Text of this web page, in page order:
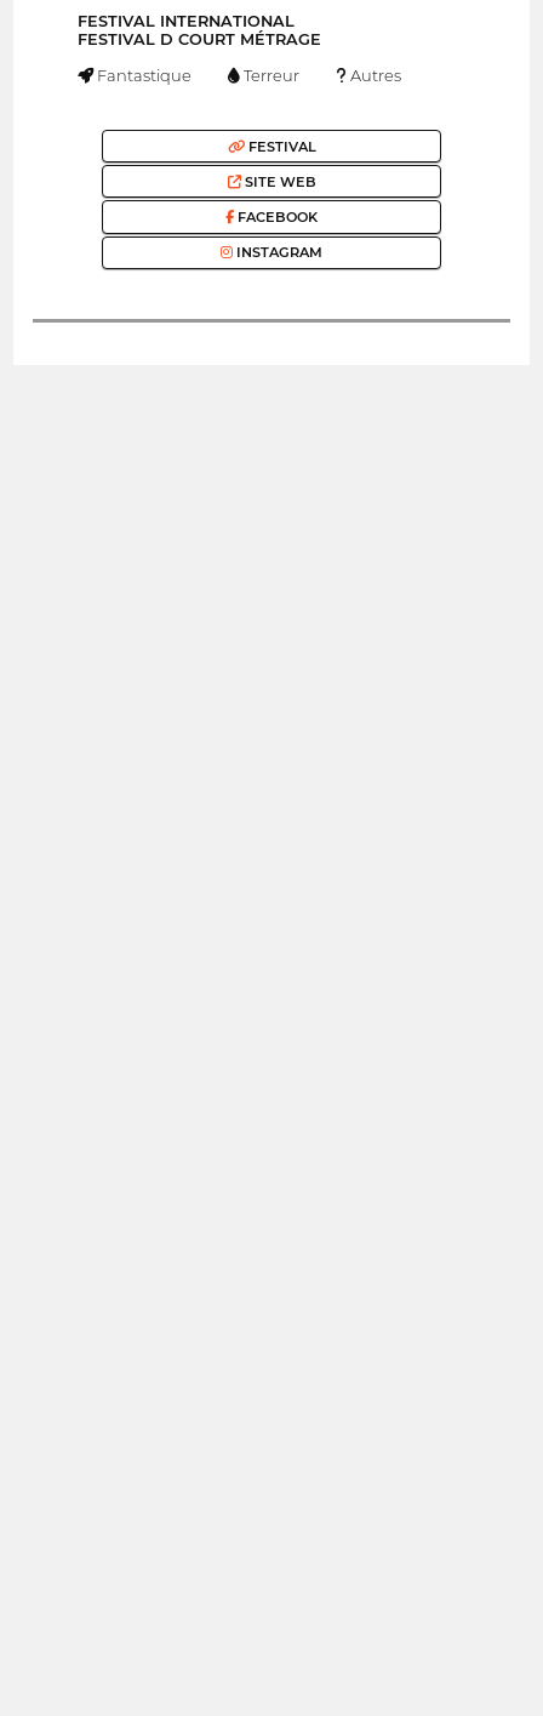
FESTIVAL INTERNATIONAL
FESTIVAL D COURT MÉTRAGE
Fantastique Terreur Autres
FESTIVAL
SITE WEB
FACEBOOK
INSTAGRAM